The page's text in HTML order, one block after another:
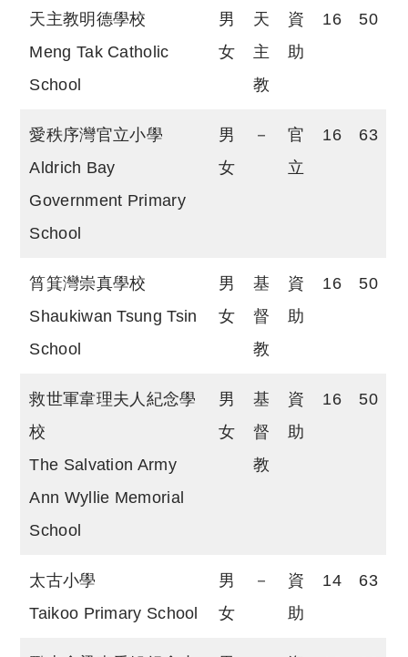
天主教明德學校
Meng Tak Catholic
School
男
女
天
主
教
資
助
16 50
愛秩序灣官立小學
Aldrich Bay
Government Primary
School
男
女
－
官
立
16 63
筲箕灣崇真學校
Shaukiwan Tsung Tsin
School
男
女
基
督
教
資
助
16 50
救世軍韋理夫人紀念學
校
The Salvation Army
Ann Wyllie Memorial
School
男
女
基
督
教
資
助
16 50
太古小學
Taikoo Primary School
男
女
－
資
助
14 63